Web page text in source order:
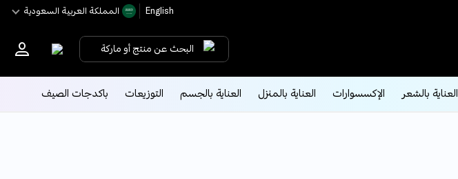
English اﻟﻤﻤﻠﻜﺔ اﻟﻌﺮﺑﻴﺔ اﻟﺴﻌﻮدﻳﺔ
البحث عن منتج أو ماركة
العناية بالشعر الإكسسوارات العناية بالمنزل العناية بالجسم التوزيعات باكدجات الصيف